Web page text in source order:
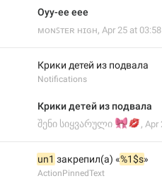
Оуу-ее еее
ᴍᴏɴꜱᴛᴇʀ ʜɪɢʜ, Apr 25 at 03:58
Крики детей из подвала
Notifications
Крики детей из подвала
შენი სიყვარული
🎀
💋
, Apr
un1 закрепил(а) «%1$s»
ActionPinnedText